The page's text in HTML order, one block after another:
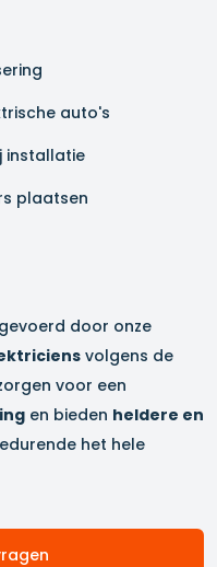
auto's
installatie
plaatsen
door onze
volgens de
voor een
en bieden heldere en
het hele